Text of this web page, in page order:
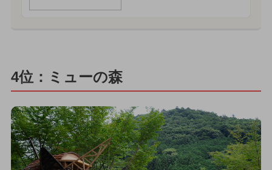
4位：ミューの森